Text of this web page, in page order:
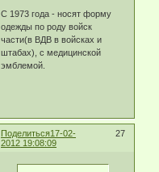
С 1973 года - носят форму
одежды по роду войск
части(в ВДВ в войсках и
штабах), с медицинской
эмблемой.
Поделиться 27
17-02-
2012 19:08:09